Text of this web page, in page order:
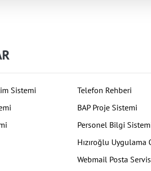
Sistemi
Telefon Rehberi
BAP Proje Sistemi
Personel Bilgi
Hızıroğlu Uygulama
Webmail Posta